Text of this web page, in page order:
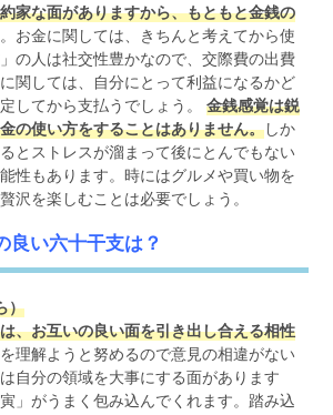
家な面がありますから、もともと金銭の
お金に関しては、きちんと考えてから使
の人は社交性豊かなので、交際費の出費
関しては、自分にとって利益になるかど
してから支払うでしょう。金銭感覚は鋭
の使い方をすることはありません。しか
とストレスが溜まって後にとんでもない
性もあります。時にはグルメや買い物を
沢を楽しむことは必要でしょう。
良い六十干支は？
）
、お互いの良い面を引き出し合える相性
理解ようと努めるので意見の相違がない
自分の領域を大事にする面があります
」がうまく包み込んでくれます。踏み込